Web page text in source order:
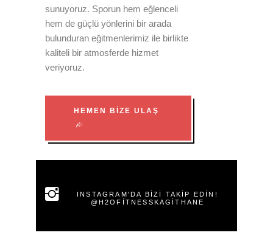
sunuyoruz. Sporun hem eğlenceli
hem de güçlü yönlerini bir arada
bulunduran eğitmenlerimiz ile birlikte
kaliteli bir atmosferde hizmet
veriyoruz.
HEMEN BIZE ULAŞ
INSTAGRAM'DA BIZI TAKIP EDIN!
@H2OFITNESSKAGITHANE